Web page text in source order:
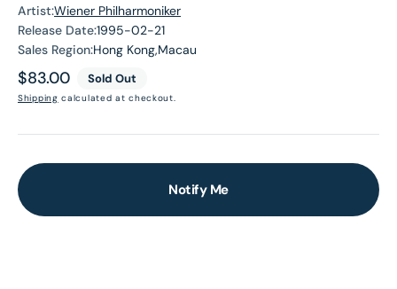
Artist:Wiener Philharmoniker
Release Date:1995-02-21
Sales Region:Hong Kong,Macau
Regular
price
$83.00 Sold Out
Shipping calculated at checkout.
Notify Me